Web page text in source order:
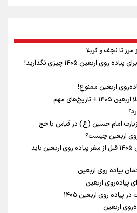
شهید به فضای مجازی
کارفرما در اندیشه رهبر شهید: از تضاد به
برای پیاده روی اربعین
مرز شلمچه تا شهرهای زیارتی
اربعین ۱۴۰۵ چیزی نگذارید!
اربعین ممنوع!
مهم
امام حسین (ع) در قیاس با حج
اربعین چیست؟
آنچه که زائران اربعین حسینی ۱۴۰۵ قبل از سفر پیاده روی اربعین باید
اربعین